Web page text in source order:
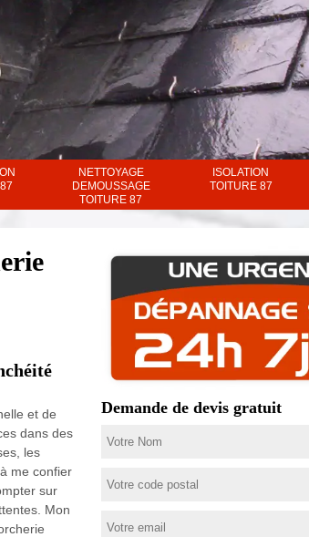
NETTOYAGE
DEMOUSSAGE
TOITURE 87
ISOLATION
TOITURE 87
et de
dans des
les
me confier
sur
Mon
Demande de devis gratuit